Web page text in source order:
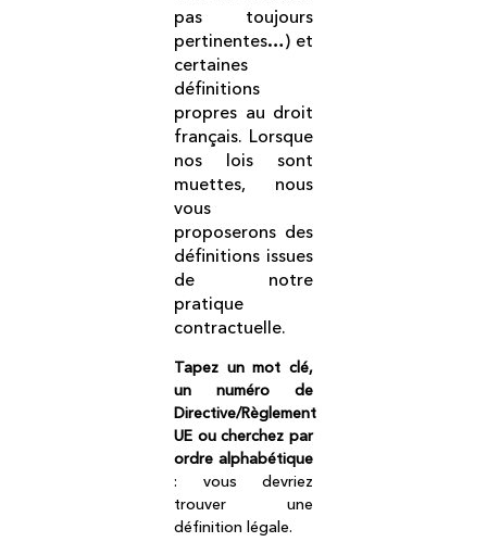
pas toujours
pertinentes…) et
certaines
définitions
propres au droit
français. Lorsque
nos lois sont
muettes, nous
vous
proposerons des
définitions issues
de notre
pratique
contractuelle.
Tapez un mot clé,
un numéro de
Directive/Règlement
UE ou cherchez par
ordre alphabétique
: vous devriez
trouver une
définition légale.